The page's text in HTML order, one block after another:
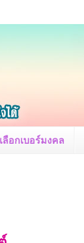
ลือกเบอร์มงคล